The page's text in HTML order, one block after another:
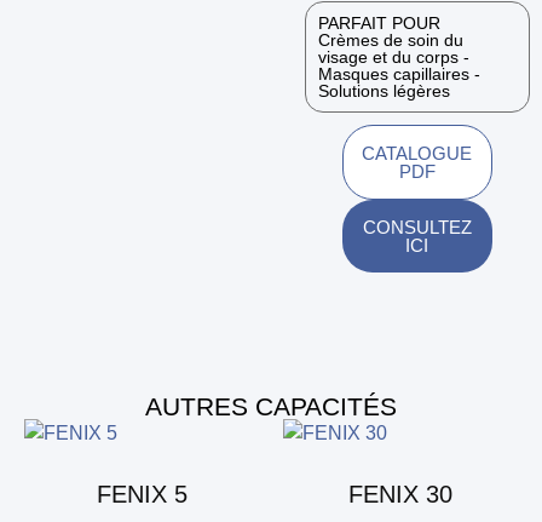
PARFAIT POUR
Crèmes de soin du
visage et du corps -
Masques capillaires -
Solutions légères
CATALOGUE
PDF
CONSULTEZ
ICI
AUTRES CAPACITÉS
FENIX 5 FENIX 30